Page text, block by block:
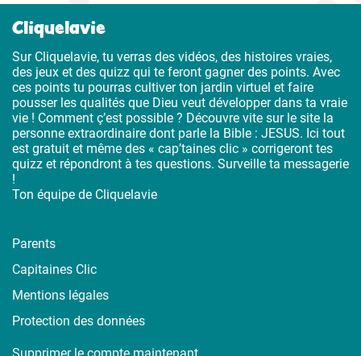
Cliquelavie
Sur Cliquelavie, tu verras des vidéos, des histoires vraies,
des jeux et des quizz qui te feront gagner des points. Avec
ces points tu pourras cultiver ton jardin virtuel et faire
pousser les qualités que Dieu veut développer dans ta vraie
vie ! Comment ç’est possible ? Découvre vite sur le site la
personne extraordinaire dont parle la Bible : JESUS. Ici tout
est gratuit et même des « cap’taines clic » corrigeront tes
quizz et répondront à tes questions. Surveille ta messagerie
!
Ton équipe de Cliquelavie
Parents
Capitaines Clic
Mentions légales
Protection des données